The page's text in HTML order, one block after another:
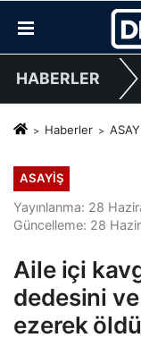
HABERLER
Haberler
ASAYİŞ
Yayınlanma: 28
Güncelleme: 28
Aile içi
dedesini
ezerek